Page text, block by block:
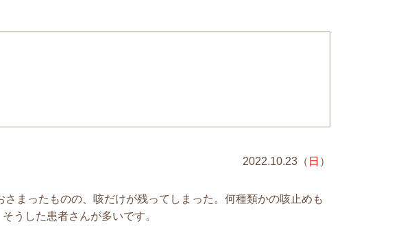
2022.10.23 （ 日 ）
まったものの、咳だけが残ってしまった。何種類かの咳止めも
うした患者さんが多いです。